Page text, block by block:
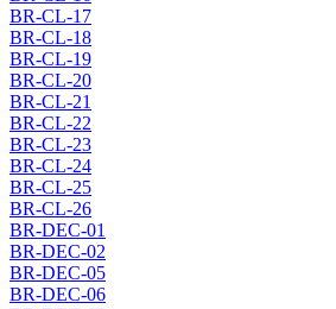
BR-CL-17
BR-CL-18
BR-CL-19
BR-CL-20
BR-CL-21
BR-CL-22
BR-CL-23
BR-CL-24
BR-CL-25
BR-CL-26
BR-DEC-01
BR-DEC-02
BR-DEC-05
BR-DEC-06